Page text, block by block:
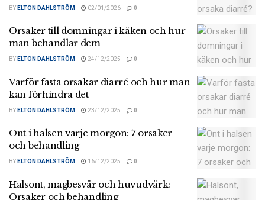
BY ELTON DAHLSTRÖM 02/01/2026 0
Orsaker till domningar i käken och hur
man behandlar dem
BY ELTON DAHLSTRÖM 24/12/2025 0
Varför fasta orsakar diarré och hur man
kan förhindra det
BY ELTON DAHLSTRÖM 23/12/2025 0
Ont i halsen varje morgon: 7 orsaker
och behandling
BY ELTON DAHLSTRÖM 16/12/2025 0
Halsont, magbesvär och huvudvärk:
Orsaker och behandling